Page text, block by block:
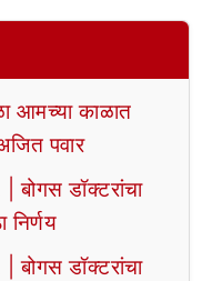
आमच्या काळात
पवार
डॉक्टरांचा
निर्णय
डॉक्टरांचा